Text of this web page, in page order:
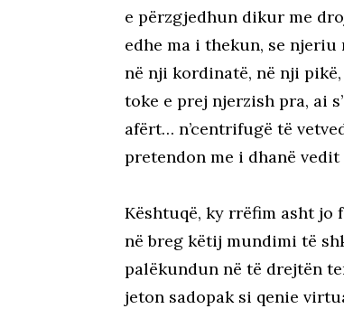
e përzgjedhun dikur me
edhe ma i thekun, se
në nji kordinatë, në nji
toke e prej njerzish pra, ai
afërt… n’centrifugë të
pretendon me i dhanë
Kështuqë, ky rrëfim asht jo
në breg këtij mundimi të
palëkundun në të drejtën
jeton sadopak si qenie